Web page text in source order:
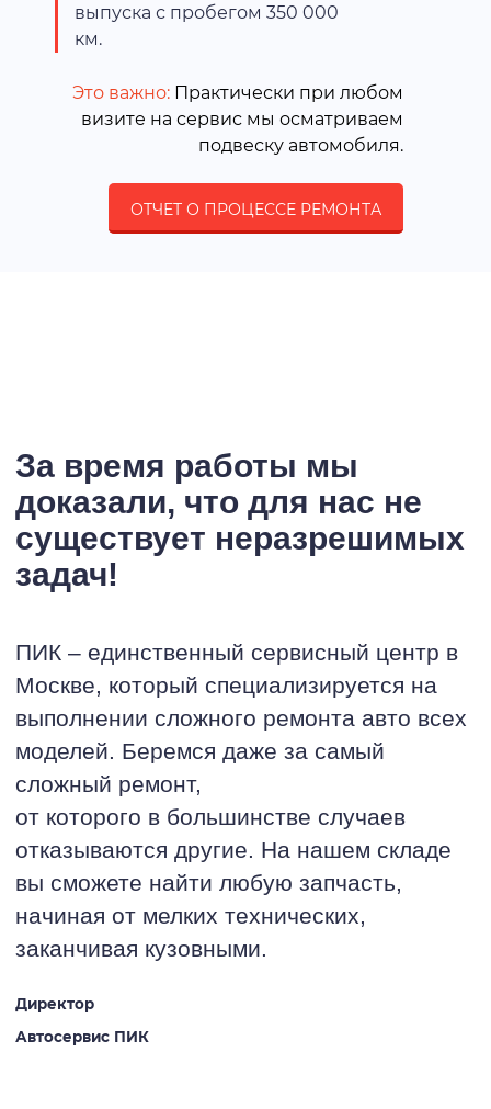
выпуска с пробегом 350 000
км.
Это важно: Практически при любом
визите на сервис мы осматриваем
подвеску автомобиля.
ОТЧЕТ О ПРОЦЕССЕ РЕМОНТА
За время работы мы
доказали, что для нас не
существует неразрешимых
задач!
ПИК – единственный сервисный центр в
Москве, который специализируется на
выполнении сложного ремонта авто всех
моделей. Беремся даже за самый
сложный ремонт,
от которого в большинстве случаев
отказываются другие. На нашем складе
вы сможете найти любую запчасть,
начиная от мелких технических,
заканчивая кузовными.
Директор
Автосервис ПИК